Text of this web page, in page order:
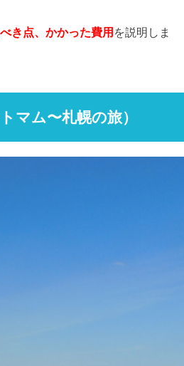
き点、かかった費用 を説明しま
マム〜札幌の旅）